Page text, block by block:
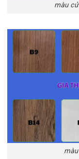
màu